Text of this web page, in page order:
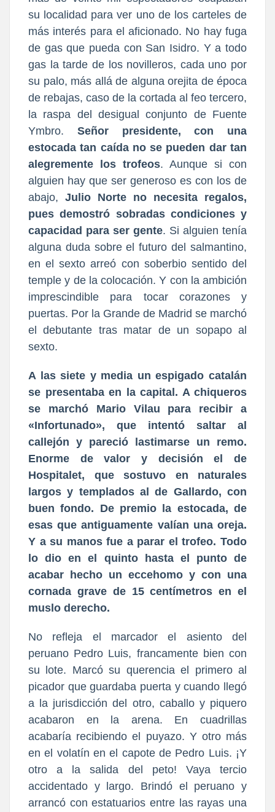
su localidad para ver uno de los carteles de
más interés para el aficionado. No hay fuga
de gas que pueda con San Isidro. Y a todo
gas la tarde de los novilleros, cada uno por
su palo, más allá de alguna orejita de época
de rebajas, caso de la cortada al feo tercero,
la raspa del desigual conjunto de Fuente
Ymbro. Señor presidente, con una
estocada tan caída no se pueden dar tan
alegremente los trofeos. Aunque si con
alguien hay que ser generoso es con los de
abajo, Julio Norte no necesita regalos,
pues demostró sobradas condiciones y
capacidad para ser gente. Si alguien tenía
alguna duda sobre el futuro del salmantino,
en el sexto arreó con soberbio sentido del
temple y de la colocación. Y con la ambición
imprescindible para tocar corazones y
puertas. Por la Grande de Madrid se marchó
el debutante tras matar de un sopapo al
sexto.
A las siete y media un espigado catalán
se presentaba en la capital. A chiqueros
se marchó Mario Vilau para recibir a
«Infortunado», que intentó saltar al
callejón y pareció lastimarse un remo.
Enorme de valor y decisión el de
Hospitalet, que sostuvo en naturales
largos y templados al de Gallardo, con
buen fondo. De premio la estocada, de
esas que antiguamente valían una oreja.
Y a su manos fue a parar el trofeo. Todo
lo dio en el quinto hasta el punto de
acabar hecho un eccehomo y con una
cornada grave de 15 centímetros en el
muslo derecho.
No refleja el marcador el asiento del
peruano Pedro Luis, francamente bien con
su lote. Marcó su querencia el primero al
picador que guardaba puerta y cuando llegó
a la jurisdicción del otro, caballo y piquero
acabaron en la arena. En cuadrillas
acabaría recibiendo el puyazo. Y otro más
en el volatín en el capote de Pedro Luis. ¡Y
otro a la salida del peto! Vaya tercio
accidentado y largo. Brindó el peruano y
arrancó con estatuarios entre las rayas una